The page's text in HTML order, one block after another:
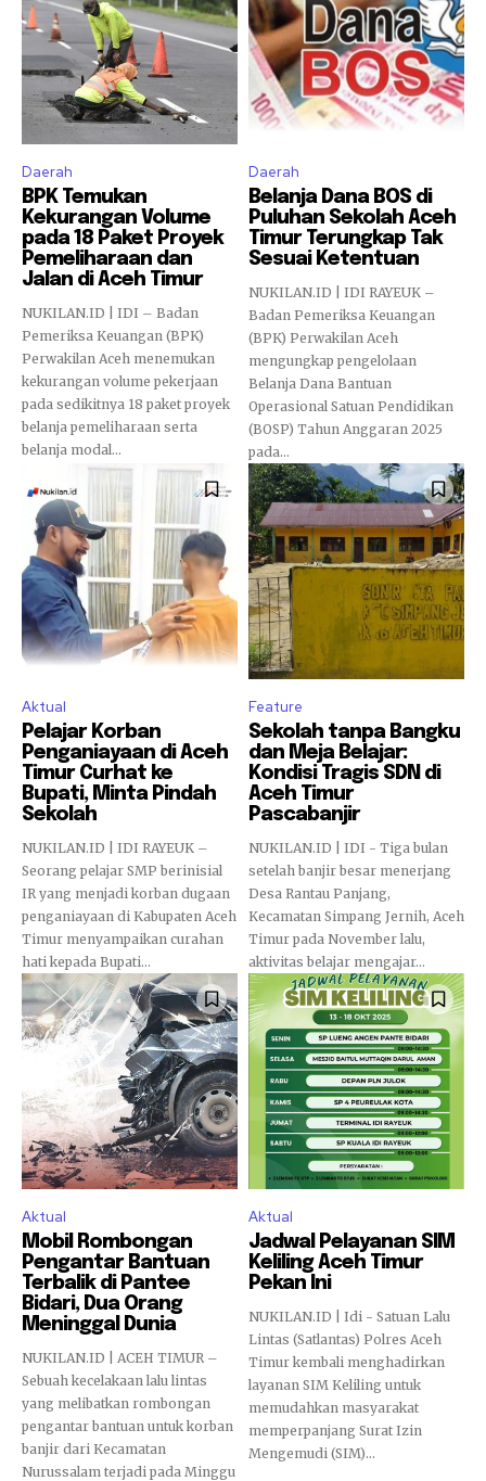
Daerah
BPK Temukan
Kekurangan Volume
pada 18 Paket Proyek
Pemeliharaan dan
Jalan di Aceh Timur
NUKILAN.ID | IDI – Badan
Pemeriksa Keuangan (BPK)
Perwakilan Aceh menemukan
kekurangan volume pekerjaan
pada sedikitnya 18 paket proyek
belanja pemeliharaan serta
belanja modal...
Daerah
Belanja Dana BOS di
Puluhan Sekolah Aceh
Timur Terungkap Tak
Sesuai Ketentuan
NUKILAN.ID | IDI RAYEUK –
Badan Pemeriksa Keuangan
(BPK) Perwakilan Aceh
mengungkap pengelolaan
Belanja Dana Bantuan
Operasional Satuan Pendidikan
(BOSP) Tahun Anggaran 2025
pada...
Aktual
Pelajar Korban
Penganiayaan di Aceh
Timur Curhat ke
Bupati, Minta Pindah
Sekolah
NUKILAN.ID | IDI RAYEUK –
Seorang pelajar SMP berinisial
IR yang menjadi korban dugaan
penganiayaan di Kabupaten Aceh
Timur menyampaikan curahan
hati kepada Bupati...
Feature
Sekolah tanpa Bangku
dan Meja Belajar:
Kondisi Tragis SDN di
Aceh Timur
Pascabanjir
NUKILAN.ID | IDI - Tiga bulan
setelah banjir besar menerjang
Desa Rantau Panjang,
Kecamatan Simpang Jernih, Aceh
Timur pada November lalu,
aktivitas belajar mengajar...
Aktual
Mobil Rombongan
Pengantar Bantuan
Terbalik di Pantee
Bidari, Dua Orang
Meninggal Dunia
NUKILAN.ID | ACEH TIMUR –
Sebuah kecelakaan lalu lintas
yang melibatkan rombongan
pengantar bantuan untuk korban
banjir dari Kecamatan
Nurussalam terjadi pada Minggu
Aktual
Jadwal Pelayanan SIM
Keliling Aceh Timur
Pekan Ini
NUKILAN.ID | Idi - Satuan Lalu
Lintas (Satlantas) Polres Aceh
Timur kembali menghadirkan
layanan SIM Keliling untuk
memudahkan masyarakat
memperpanjang Surat Izin
Mengemudi (SIM)...